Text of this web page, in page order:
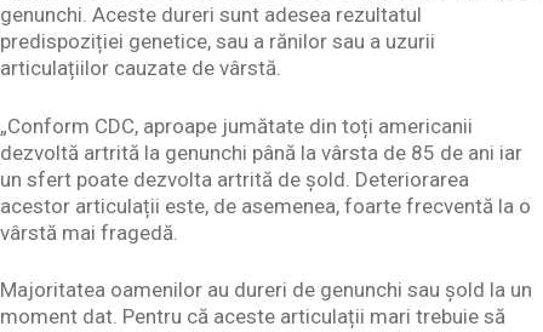
genunchi. Aceste dureri sunt adesea rezultatul
predispoziției genetice, sau a rănilor sau a uzurii
articulațiilor cauzate de vârstă.
„Conform CDC, aproape jumătate din toți americanii
dezvoltă artrită la genunchi până la vârsta de 85 de ani iar
un sfert poate dezvolta artrită de șold. Deteriorarea
acestor articulații este, de asemenea, foarte frecventă la o
vârstă mai fragedă.
Majoritatea oamenilor au dureri de genunchi sau șold la un
moment dat. Pentru că aceste articulații mari trebuie să